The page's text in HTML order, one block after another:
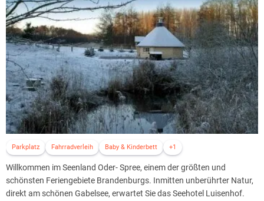
Parkplatz Fahrradverleih Baby & Kinderbett +1
Willkommen im Seenland Oder- Spree, einem der größten und
schönsten Feriengebiete Brandenburgs. Inmitten unberührter Natur,
direkt am schönen Gabelsee, erwartet Sie das Seehotel Luisenhof.